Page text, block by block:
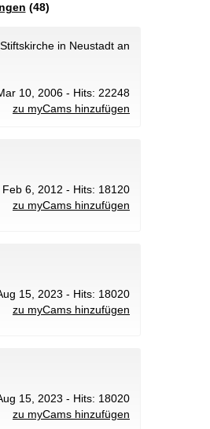
(48)
in Neustadt an
10, 2006 - Hits: 22248
zu myCams hinzufügen
6, 2012 - Hits: 18120
zu myCams hinzufügen
15, 2023 - Hits: 18020
zu myCams hinzufügen
15, 2023 - Hits: 18020
zu myCams hinzufügen